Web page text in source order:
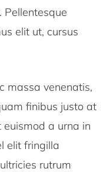
Pellentesque
elit ut, cursus
massa venenatis,
finibus justo at
a urna in
elit fringilla
rutrum